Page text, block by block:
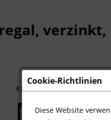
verzinkt,
Cookie-Richtlinien
Diese Website